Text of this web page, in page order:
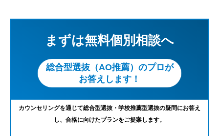
まずは無料個別相談へ
総合型選抜（AO推薦）のプロが
お答えします！
カウンセリングを通じて総合型選抜・学校推薦型選抜の疑問にお答え
し、合格に向けたプランをご提案します。